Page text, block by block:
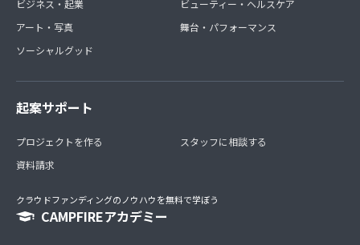
ビジネス・起業
アート・写真
ソーシャルグッド
ビューティー・ヘルスケア
舞台・パフォーマンス
起案サポート
プロジェクトを作る
資料請求
スタッフに相談する
クラウドファンディングのノウハウを無料で学ぼう
CAMPFIREアカデミー